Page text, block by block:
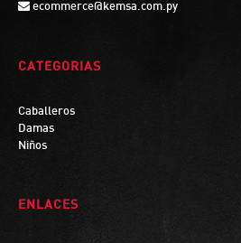
ecommerce@kemsa.com.py
CATEGORIAS
Caballeros
Damas
Niños
ENLACES